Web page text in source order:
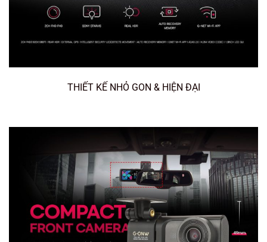
THIẾT KẾ NHỎ GON & HIỆN ĐẠI